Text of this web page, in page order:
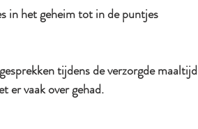
in het geheim tot in de puntjes
tijdens de verzorgde maaltijd
er vaak over gehad.